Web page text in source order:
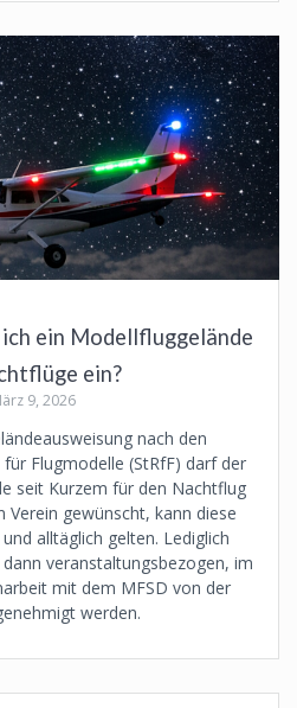
ein Modellfluggelände
ein?
9, 2026
nach den
Flugmodelle (StRfF) darf der
seit Kurzem für den Nachtflug
Verein gewünscht, kann diese
alltäglich gelten. Lediglich
veranstaltungsbezogen, im
mit dem MFSD von der
werden.